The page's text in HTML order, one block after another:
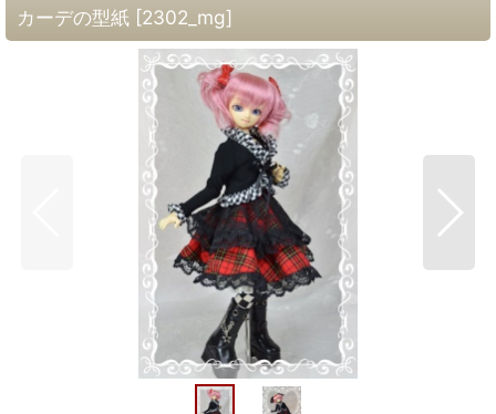
カーデの型紙 [2302_mg]